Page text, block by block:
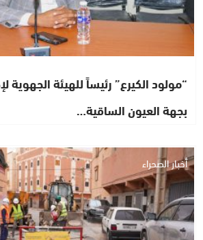
“مولود الكيرع” رئيساً للهيئة الجهوية
بجهة العيون الساقية…
أخبار الصحراء